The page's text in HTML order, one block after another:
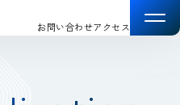
お問い合わせアクセス